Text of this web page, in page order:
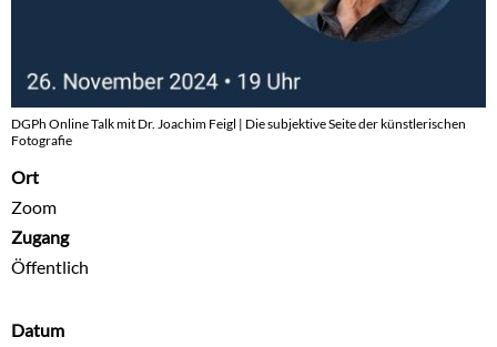
DGPh Online Talk mit Dr. Joachim Feigl | Die subjektive Seite der künstlerischen
Fotografie
Ort
Zoom
Zugang
Öffentlich
Datum